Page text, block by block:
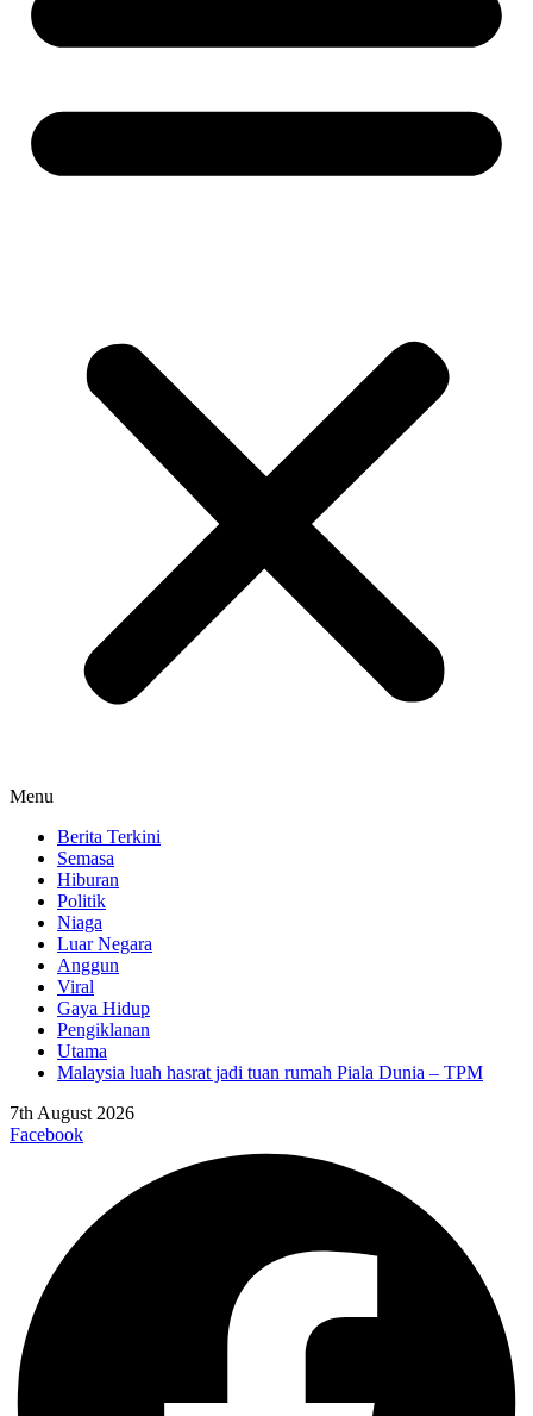
Menu
Berita Terkini
Semasa
Hiburan
Politik
Niaga
Luar Negara
Anggun
Viral
Gaya Hidup
Pengiklanan
Utama
Malaysia luah hasrat jadi tuan rumah Piala Dunia – TPM
7th August 2026
Facebook